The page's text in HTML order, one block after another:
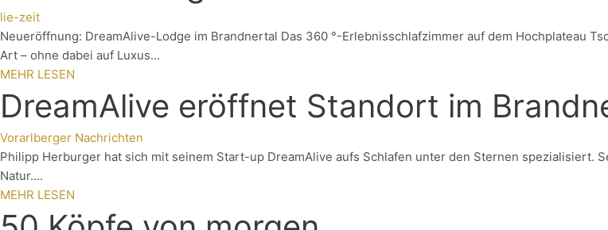
lie-zeit
Neueröffnung: DreamAlive-Lodge im Brandnertal Das 360 °-Erlebnisschlafzimmer auf dem Hochplateau
Art – ohne dabei auf Luxus...
MEHR LESEN
DreamAlive eröffnet Standort im
Vorarlberger Nachrichten
Philipp Herburger hat sich mit seinem Start-up DreamAlive aufs Schlafen unter den Sternen spezialisiert.
Natur....
MEHR LESEN